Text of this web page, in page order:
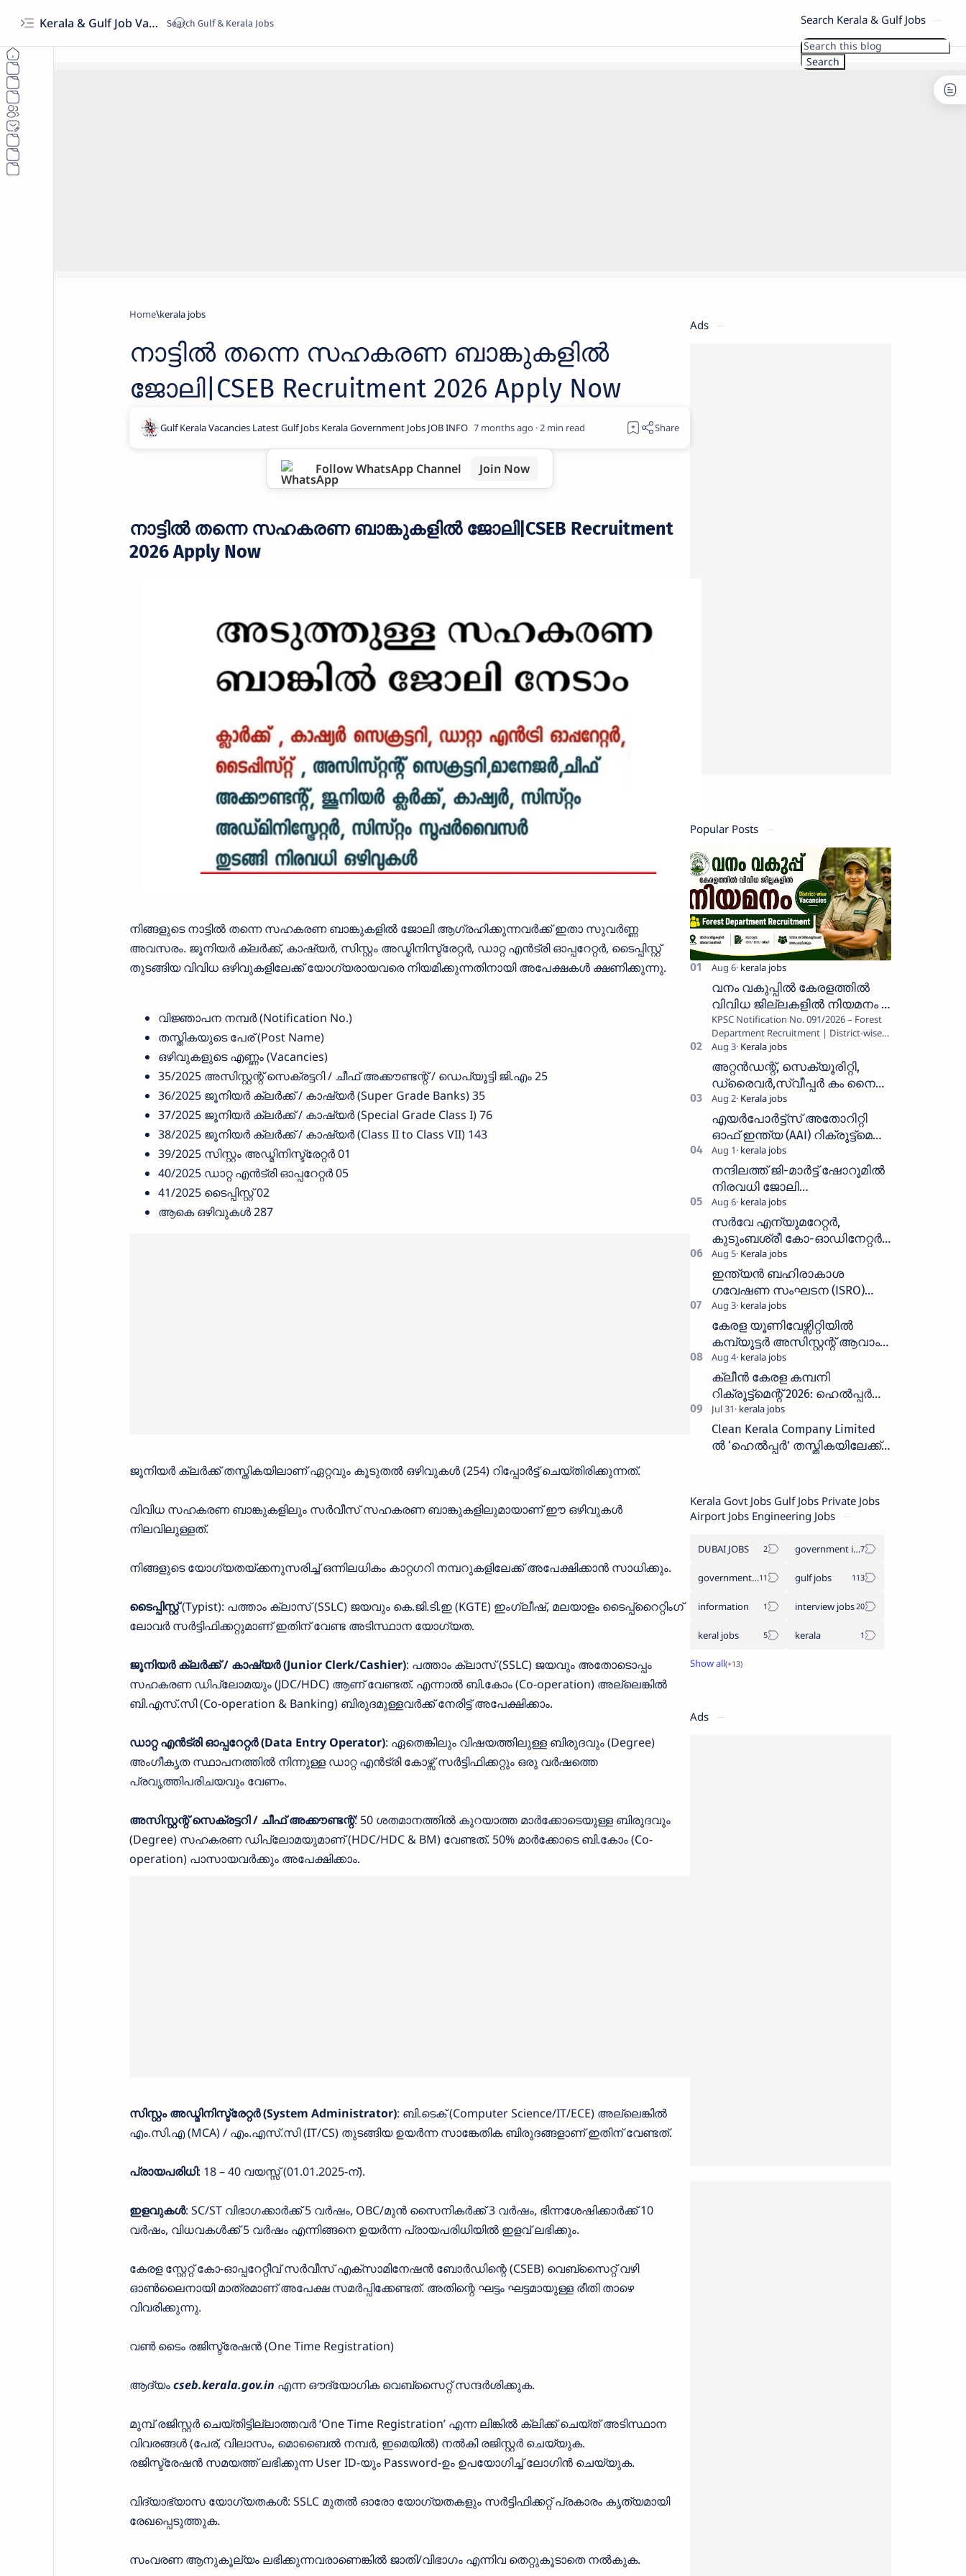
Kerala & Gulf Job Vacancies 2026 | Latest Govt & Private Jobs Search Kerala & Gulf Jobs
Home kerala jobs
നാട്ടിൽ തന്നെ സഹകരണ ബാങ്കുകളിൽ
ജോലി|CSEB Recruitment 2026 Apply Now
7 months ago 2
Follow WhatsApp Channel Join Now
നാട്ടിൽ തന്നെ സഹകരണ ബാങ്കുകളിൽ ജോലി|CSEB Recruitment
2026 Apply Now
നിങ്ങളുടെ നാട്ടിൽ തന്നെ സഹകരണ ബാങ്കുകളിൽ ജോലി ആഗ്രഹിക്കുന്നവർക്ക് ഇതാ സുവർണ്ണ
അവസരം. ജൂനിയർ ക്ലർക്ക്, കാഷ്യർ, സിസ്റ്റം അഡ്മിനിസ്ട്രേറ്റർ, ഡാറ്റ എൻട്രി ഓപ്പറേറ്റർ, ടൈപ്പിസ്റ്റ്
തുടങ്ങിയ വിവിധ ഒഴിവുകളിലേക്ക് യോഗ്യരായവരെ നിയമിക്കുന്നതിനായി അപേക്ഷകൾ ക്ഷണിക്കുന്നു.
വിജ്ഞാപന നമ്പർ (Notification No.)
തസ്തികയുടെ പേര് (Post Name)
ഒഴിവുകളുടെ എണ്ണം (Vacancies)
35/2025 അസിസ്റ്റന്റ് സെക്രട്ടറി / ചീഫ് അക്കൗണ്ടന്റ് / ഡെപ്യൂട്ടി ജി.എം 25
36/2025 ജൂനിയർ ക്ലർക്ക് / കാഷ്യർ (Super Grade Banks) 35
37/2025 ജൂനിയർ ക്ലർക്ക് / കാഷ്യർ (Special Grade Class I) 76
38/2025 ജൂനിയർ ക്ലർക്ക് / കാഷ്യർ (Class II to Class VII) 143
39/2025 സിസ്റ്റം അഡ്മിനിസ്ട്രേറ്റർ 01
40/2025 ഡാറ്റ എൻട്രി ഓപ്പറേറ്റർ 05
41/2025 ടൈപ്പിസ്റ്റ് 02
ആകെ ഒഴിവുകൾ 287
ജൂനിയർ ക്ലർക്ക് തസ്തികയിലാണ് ഏറ്റവും കൂടുതൽ ഒഴിവുകൾ (254) റിപ്പോർട്ട് ചെയ്തിരിക്കുന്നത്.
വിവിധ സഹകരണ ബാങ്കുകളിലും സർവീസ് സഹകരണ ബാങ്കുകളിലുമായാണ് ഈ ഒഴിവുകൾ
നിലവിലുള്ളത്.
നിങ്ങളുടെ യോഗ്യതയ്ക്കനുസരിച്ച് ഒന്നിലധികം കാറ്റഗറി നമ്പറുകളിലേക്ക് അപേക്ഷിക്കാൻ സാധിക്കും.
ടൈപ്പിസ്റ്റ്(Typist): പത്താം ക്ലാസ് (SSLC) ജയവും കെ.ജി.ടി.ഇ (KGTE) ഇംഗ്ലീഷ്, മലയാളം ടൈപ്പ്റൈറ്റിംഗ്
ലോവർ സർട്ടിഫിക്കറ്റുമാണ് ഇതിന് വേണ്ട അടിസ്ഥാന യോഗ്യത.
ജൂനിയർ ക്ലർക്ക് / കാഷ്യർ (Junior Clerk/Cashier): പത്താം ക്ലാസ് (SSLC) ജയവും അതോടൊപ്പം
സഹകരണ ഡിപ്ലോമയും (JDC/HDC) ആണ് വേണ്ടത്. എന്നാൽ ബി.കോം (Co-operation) അല്ലെങ്കിൽ
ബി.എസ്.സി (Co-operation & Banking) ബിരുദമുള്ളവർക്ക് നേരിട്ട് അപേക്ഷിക്കാം.
ഡാറ്റ എൻട്രി ഓപ്പറേറ്റർ (Data Entry Operator): ഏതെങ്കിലും വിഷയത്തിലുള്ള ബിരുദവും (Degree)
അംഗീകൃത സ്ഥാപനത്തിൽ നിന്നുള്ള ഡാറ്റ എൻട്രി കോഴ്സ് സർട്ടിഫിക്കറ്റും ഒരു വർഷത്തെ
പ്രവൃത്തിപരിചയവും വേണം.
അസിസ്റ്റന്റ് സെക്രട്ടറി / ചീഫ് അക്കൗണ്ടന്റ്: 50 ശതമാനത്തിൽ കുറയാത്ത മാർക്കോടെയുള്ള ബിരുദവും
(Degree) സഹകരണ ഡിപ്ലോമയുമാണ് (HDC/HDC & BM) വേണ്ടത്. 50% മാർക്കോടെ ബി.കോം (Co-
operation) പാസായവർക്കും അപേക്ഷിക്കാം.
സിസ്റ്റം അഡ്മിനിസ്ട്രേറ്റർ (System Administrator): ബി.ടെക് (Computer Science/IT/ECE) അല്ലെങ്കിൽ
എം.സി.എ (MCA) / എം.എസ്.സി (IT/CS) തുടങ്ങിയ ഉയർന്ന സാങ്കേതിക ബിരുദങ്ങളാണ് ഇതിന് വേണ്ടത്.
പ്രായപരിധി: 18 – 40 വയസ്സ് (01.01.2025-ന്).
ഇളവുകൾ: SC/ST വിഭാഗക്കാർക്ക് 5 വർഷം, OBC/മുൻ സൈനികർക്ക് 3 വർഷം, ഭിന്നശേഷിക്കാർക്ക് 10
വർഷം, വിധവകൾക്ക് 5 വർഷം എന്നിങ്ങനെ ഉയർന്ന പ്രായപരിധിയിൽ ഇളവ് ലഭിക്കും.
കേരള സ്റ്റേറ്റ് കോ-ഓപ്പറേറ്റീവ് സർവീസ് എക്സാമിനേഷൻ ബോർഡിന്റെ (CSEB) വെബ്സൈറ്റ് വഴി
ഓൺലൈനായി മാത്രമാണ് അപേക്ഷ സമർപ്പിക്കേണ്ടത്. അതിന്റെ ഘട്ടം ഘട്ടമായുള്ള രീതി താഴെ
വിവരിക്കുന്നു.
വൺ ടൈം രജിസ്ട്രേഷൻ (One Time Registration)
ആദ്യംcseb.kerala.gov.in എന്ന ഔദ്യോഗിക വെബ്സൈറ്റ് സന്ദർശിക്കുക.
മുമ്പ് രജിസ്റ്റർ ചെയ്തിട്ടില്ലാത്തവർ ‘One Time Registration’ എന്ന ലിങ്കിൽ ക്ലിക്ക് ചെയ്ത് അടിസ്ഥാന
വിവരങ്ങൾ (പേര്, വിലാസം, മൊബൈൽ നമ്പർ, ഇമെയിൽ) നൽകി രജിസ്റ്റർ ചെയ്യുക.
രജിസ്ട്രേഷൻ സമയത്ത് ലഭിക്കുന്ന User ID-യും Password-ഉം ഉപയോഗിച്ച് ലോഗിൻ ചെയ്യുക.
വിദ്യാഭ്യാസ യോഗ്യതകൾ: SSLC മുതൽ ഓരോ യോഗ്യതകളും സർട്ടിഫിക്കറ്റ് പ്രകാരം കൃത്യമായി
രേഖപ്പെടുത്തുക.
സംവരണ ആനുകൂല്യം ലഭിക്കുന്നവരാണെങ്കിൽ ജാതി/വിഭാഗം എന്നിവ തെറ്റുകൂടാതെ നൽകുക.
Ads
Popular Posts
വനം വകുപ്പിൽ കേരളത്തിൽ
വിവിധ ജില്ലകളിൽ നിയമനം _
Forest Department Recruitment |
District-wise Vacancies
KPSC Notification No. 091/2026 – Forest
Department Recruitment | District-wise
Vacancies പത്തനംതിട്ട, ഇടുക്കി,
എറണാകുളം, തൃശൂർ, പാലക്കാട്…
അറ്റൻഡന്റ്, സെക്യൂരിറ്റി,
ഡ്രൈവർ,സ്വീപ്പർ കം നൈറ്റ്
വാച്ച്മാൻ തുടങ്ങി നിരവധി
ഒഴിവുകൾ
എയർപോർട്ട്സ് അതോറിറ്റി
ഓഫ് ഇന്ത്യ (AAI) റിക്രൂട്ട്മെന്റ്
2026: 800+ ഒഴിവുകൾ,
അപേക്ഷിക്കാനുള്ള അവസാന
തീയതി സെപ്റ്റംബർ 7
നന്ദിലത്ത് ജി-മാർട്ട് ഷോറൂമിൽ
നിരവധി ജോലി
ഒഴിവുകൾ|Nandilath G-Mart
Showroom vacancies 2026
സർവേ എന്യൂമറേറ്റർ,
കുടുംബശ്രീ കോ-ഓഡിനേറ്റർ,
ആശ വർക്കർ ഒഴിവുകളിൽ
അപേക്ഷിക്കാം
ഇന്ത്യൻ ബഹിരാകാശ
ഗവേഷണ സംഘടന (ISRO)
ICRB യിൽ ജോലി അവസരം
:ശമ്പളം 25, 500 രൂപ മുതൽ
കേരള യൂണിവേഴ്സിറ്റിയിൽ
കമ്പ്യൂട്ടർ അസിസ്റ്റന്റ് ആവാം
:അവസാന തീയതി: ഓഗസ്റ്റ് 5 ന്
ക്ലീൻ കേരള കമ്പനി
റിക്രൂട്ട്മെന്റ് 2026: ഹെൽപ്പർ
തസ്തികയിലേക്ക് ഓഗസ്റ്റ് 5-ന്
വാക്ക് ഇൻ ഇന്റർവ്യൂ
Clean Kerala Company Limited
ൽ ‘ഹെൽപ്പർ’ തസ്തികയിലേക്ക്
Kerala Govt Jobs Gulf Jobs Private Jobs
Airport Jobs Engineering Jobs
DUBAI JOBS government information
government jobs gulf jobs
information interview jobs
keral jobs kerala
Ads